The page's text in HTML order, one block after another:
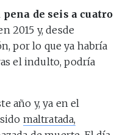
pena de seis a cuatro
2015 y, desde
por lo que ya habría
el indulto, podría
año y, ya en el
maltratada,